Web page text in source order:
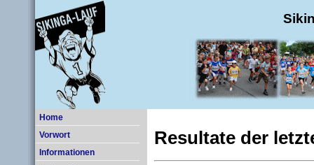
Home
Vorwort
Informationen
Resultate der